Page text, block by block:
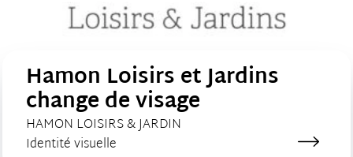
Hamon Loisirs et Jardins
change de visage
CLIENT :
HAMON LOISIRS & JARDIN
Catégorie de création :
Identité visuelle